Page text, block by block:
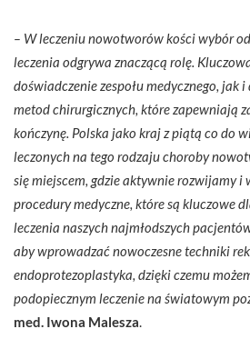
– W leczeniu nowotworów kości wybór
leczenia odgrywa znaczącą rolę.
doświadczenie zespołu medycznego, jak
metod chirurgicznych, które zapewniają
kończynę. Polska jako kraj z piątą co do
leczonych na tego rodzaju choroby
się miejscem, gdzie aktywnie rozwijamy
procedury medyczne, które są kluczowe
leczenia naszych najmłodszych
aby wprowadzać nowoczesne techniki
endoprotezoplastyka, dzięki czemu
podopiecznym leczenie na światowym
med. Iwona Malesza.